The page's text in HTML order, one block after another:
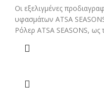
Οι εξελιγμένες
υφασμάτων ATSA
Ρόλερ ATSA SEASONS, ως